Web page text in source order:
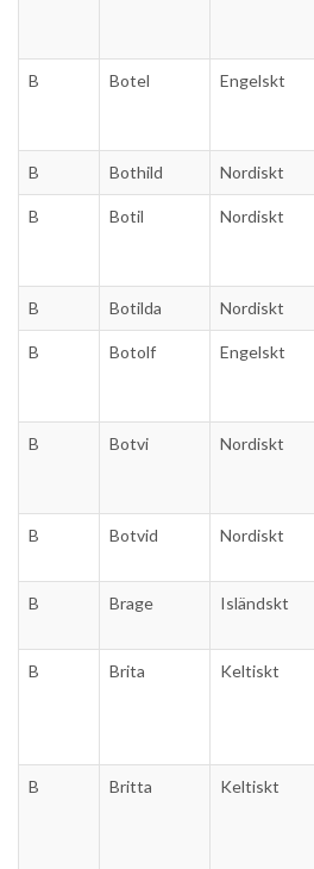
B Botel Engelskt
B Bothild Nordiskt
B Botil Nordiskt
B Botilda Nordiskt
B Botolf Engelskt
B Botvi Nordiskt
B Botvid Nordiskt
B Brage Isländskt
B Brita Keltiskt
B Britta Keltiskt